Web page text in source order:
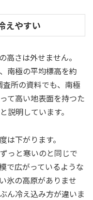
えやすい
高さは外せません。
南極の平均標高を約
所の資料でも、南極
て高い地表面を持つた
説明しています。
は下がります。
っと寒いのと同じで
で広がっているような
氷の高原がありませ
ん冷え込み方が違いま